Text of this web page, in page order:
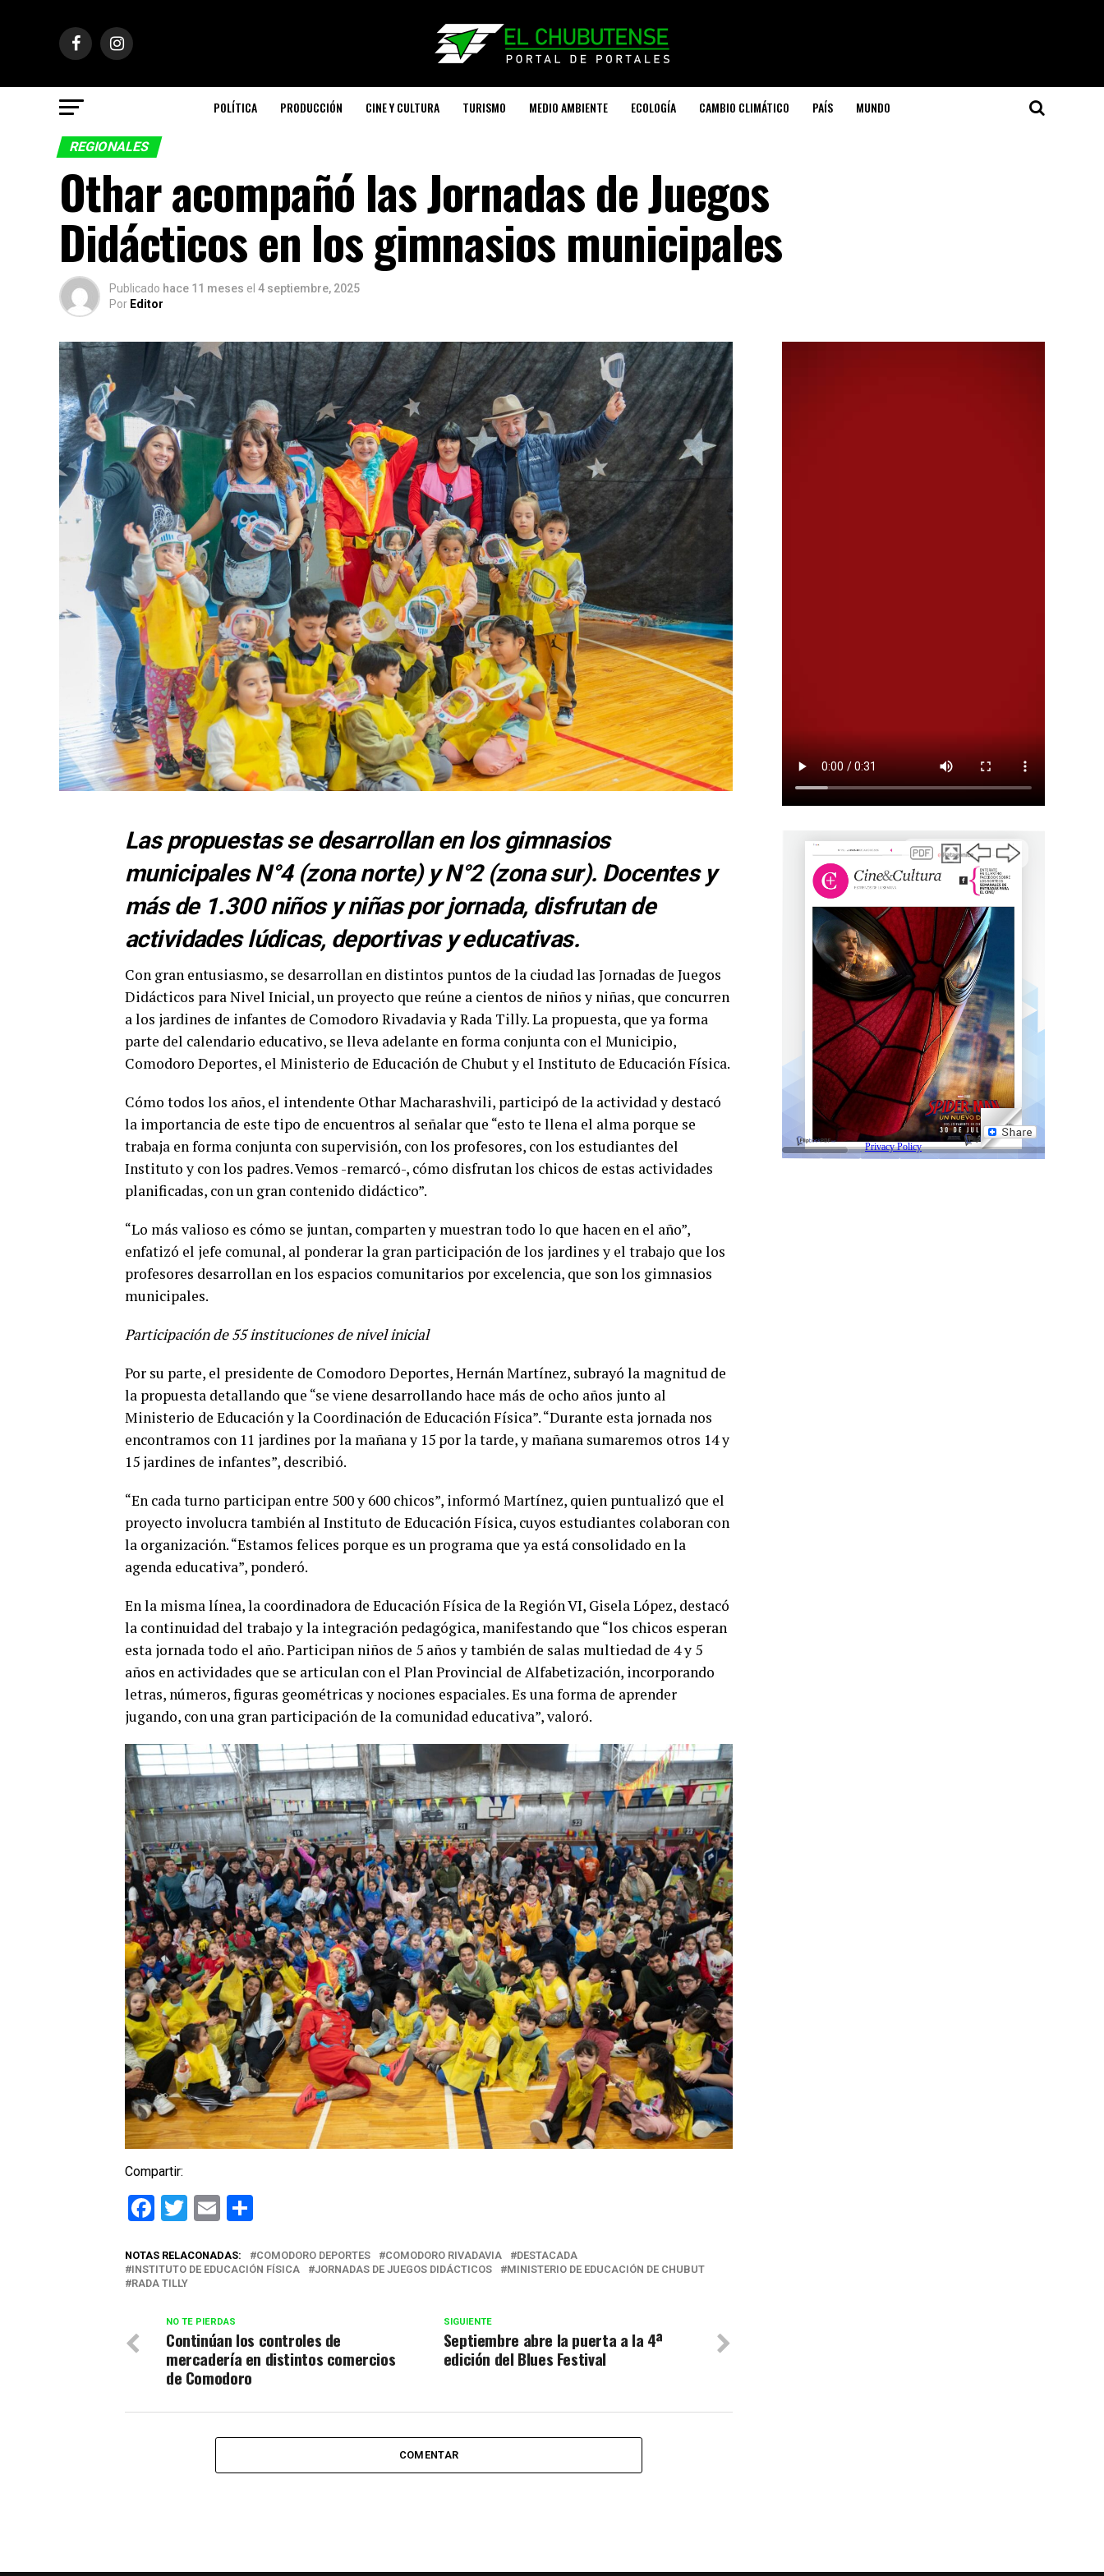
POLÍTICA PRODUCCIÓN CINE Y CULTURA TURISMO MEDIO AMBIENTE ECOLOGÍA CAMBIO CLIMÁTICO PAÍS MUNDO
REGIONALES
Othar acompañó las Jornadas de Juegos
Didácticos en los gimnasios municipales
Publicado hace 11 meses el 4 septiembre, 2025
Por Editor
Las propuestas se desarrollan en los gimnasios
municipales N°4 (zona norte) y N°2 (zona sur). Docentes y
más de 1.300 niños y niñas por jornada, disfrutan de
actividades lúdicas, deportivas y educativas.
Con gran entusiasmo, se desarrollan en distintos puntos de la ciudad las Jornadas de Juegos
Didácticos para Nivel Inicial, un proyecto que reúne a cientos de niños y niñas, que concurren
a los jardines de infantes de Comodoro Rivadavia y Rada Tilly. La propuesta, que ya forma
parte del calendario educativo, se lleva adelante en forma conjunta con el Municipio,
Comodoro Deportes, el Ministerio de Educación de Chubut y el Instituto de Educación Física.
Cómo todos los años, el intendente Othar Macharashvili, participó de la actividad y destacó
la importancia de este tipo de encuentros al señalar que “esto te llena el alma porque se
trabaja en forma conjunta con supervisión, con los profesores, con los estudiantes del
Instituto y con los padres. Vemos -remarcó-, cómo disfrutan los chicos de estas actividades
planificadas, con un gran contenido didáctico”.
“Lo más valioso es cómo se juntan, comparten y muestran todo lo que hacen en el año”,
enfatizó el jefe comunal, al ponderar la gran participación de los jardines y el trabajo que los
profesores desarrollan en los espacios comunitarios por excelencia, que son los gimnasios
municipales.
Participación de 55 instituciones de nivel inicial
Por su parte, el presidente de Comodoro Deportes, Hernán Martínez, subrayó la magnitud de
la propuesta detallando que “se viene desarrollando hace más de ocho años junto al
Ministerio de Educación y la Coordinación de Educación Física”. “Durante esta jornada nos
encontramos con 11 jardines por la mañana y 15 por la tarde, y mañana sumaremos otros 14 y
15 jardines de infantes”, describió.
“En cada turno participan entre 500 y 600 chicos”, informó Martínez, quien puntualizó que el
proyecto involucra también al Instituto de Educación Física, cuyos estudiantes colaboran con
la organización. “Estamos felices porque es un programa que ya está consolidado en la
agenda educativa”, ponderó.
En la misma línea, la coordinadora de Educación Física de la Región VI, Gisela López, destacó
la continuidad del trabajo y la integración pedagógica, manifestando que “los chicos esperan
esta jornada todo el año. Participan niños de 5 años y también de salas multiedad de 4 y 5
años en actividades que se articulan con el Plan Provincial de Alfabetización, incorporando
letras, números, figuras geométricas y nociones espaciales. Es una forma de aprender
jugando, con una gran participación de la comunidad educativa”, valoró.
Compartir:
Facebook
Twitter
Email
NOTAS RELACONADAS: COMODORO DEPORTES COMODORO RIVADAVIA
DESTACADA
INSTITUTO DE EDUCACIÓN FÍSICA
JORNADAS DE JUEGOS DIDÁCTICOS
MINISTERIO DE EDUCACIÓN DE CHUBUT
RADA TILLY
SIGUIENTE
Septiembre abre la puerta a la 4ª
edición del Blues Festival
NO TE PIERDAS
Continúan los controles de
mercadería en distintos comercios
de Comodoro
COMENTAR